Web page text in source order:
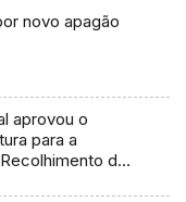
novo apagão
aprovou o
para a
do